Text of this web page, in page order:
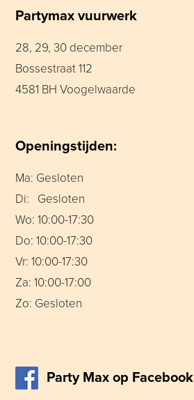
Partymax vuurwerk
28, 29, 30 december
Bossestraat 112
4581 BH Voogelwaarde
Openingstijden:
Ma: Gesloten
Di: Gesloten
Wo: 10:00-17:30
Do: 10:00-17:30
Vr: 10:00-17:30
Za: 10:00-17:00
Zo: Gesloten
Party Max op Facebook